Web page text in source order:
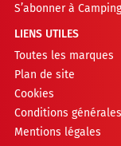
S’abonner à
LIENS UTILES
Toutes les marques
Plan de site
Cookies
Conditions
Mentions légales